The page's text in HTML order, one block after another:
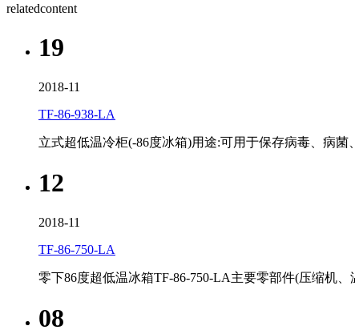
relatedcontent
19
2018-11
TF-86-938-LA
立式超低温冷柜​(-86度冰箱)用途:可用于保存病毒、病
12
2018-11
TF-86-750-LA
零下86度超低温冰箱TF-86-750-LA主要零部件(压缩机
08